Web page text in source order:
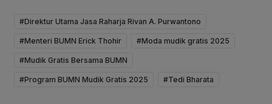
#Direktur Utama Jasa Raharja Rivan A. Purwantono
#Menteri BUMN Erick Thohir #Moda mudik gratis 2025
#Mudik Gratis Bersama BUMN
#Program BUMN Mudik Gratis 2025 #Tedi Bharata